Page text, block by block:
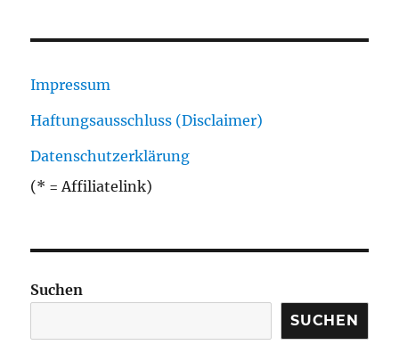
Impressum
Haftungsausschluss (Disclaimer)
Datenschutzerklärung
(* = Affiliatelink)
Suchen
SUCHEN